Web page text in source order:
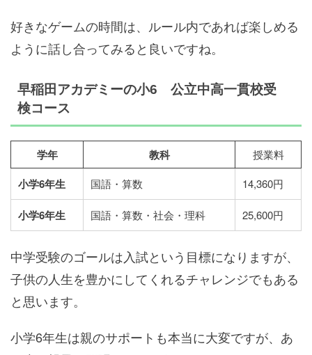
好きなゲームの時間は、ルール内であれば楽しめる
ように話し合ってみると良いですね。
早稲田アカデミーの小6 公立中高一貫校受
検コース
学年 教科 授業料
小学6年生 国語・算数 14,360円
小学6年生 国語・算数・社会・理科 25,600円
中学受験のゴールは入試という目標になりますが、
子供の人生を豊かにしてくれるチャレンジでもある
と思います。
小学6年生は親のサポートも本当に大変ですが、あ